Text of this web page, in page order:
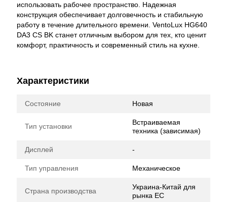
использовать рабочее пространство. Надежная
конструкция обеспечивает долговечность и стабильную
работу в течение длительного времени. VentoLux HG640
DA3 CS BK станет отличным выбором для тех, кто ценит
комфорт, практичность и современный стиль на кухне.
Характеристики
Состояние Новая
Тип установки
Встраиваемая
техника (зависимая)
Дисплей -
Тип управления Механическое
Страна производства
Украина-Китай для
рынка ЕС